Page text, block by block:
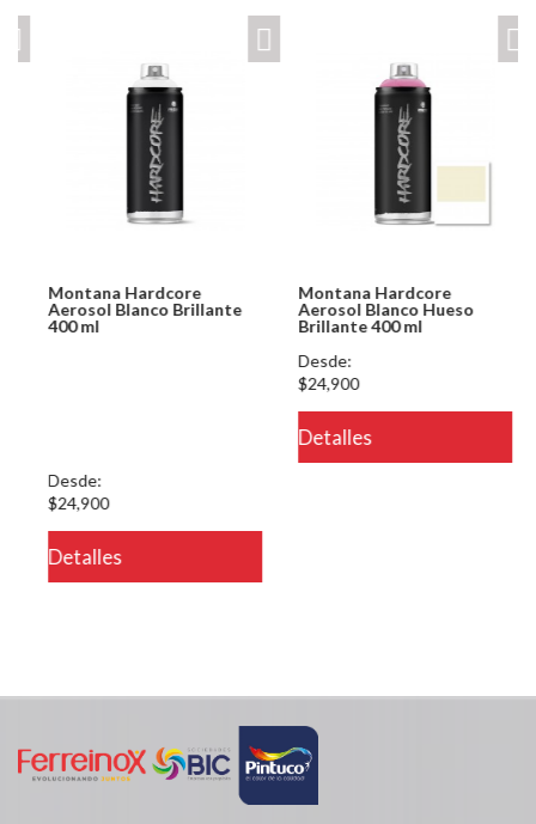
Montana Hardcore
Aerosol Blanco Brillante
400 ml
/PageGearCloud/www/html/es/dominios/ferreinox.pagegear.co/
Desde:
$24,900
Detalles
Montana Hardcore
Aerosol Blanco Hueso
Brillante 400 ml
Desde:
$24,900
Detalles